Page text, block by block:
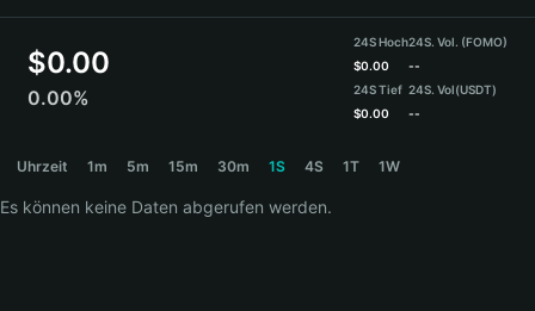
ภาษาไทย
Español
Español (Argentina)
$0.00
0.00%
24S Hoch
$0.00
24S Tief
$0.00
24S. Vol. (FOMO)
--
24S. Vol(USDT)
--
Uhrzeit 1m 5m 15m 30m 1S 4S 1T 1W
Es können keine Daten abgerufen werden.